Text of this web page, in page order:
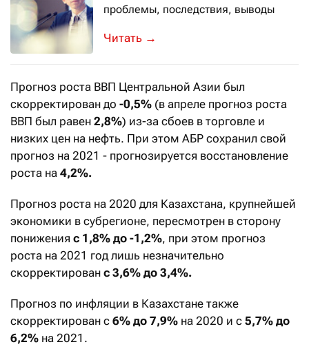
проблемы, последствия, выводы
В Организации Объединенных
→
Прогноз роста ВВП Центральной Азии был
скорректирован до -0,5% (в апреле прогноз роста
ВВП был равен 2,8%) из-за сбоев в торговле и
низких цен на нефть. При этом АБР сохранил свой
прогноз на 2021 - прогнозируется восстановление
роста на 4,2%.
Прогноз роста на 2020 для Казахстана, крупнейшей
экономики в субрегионе, пересмотрен в сторону
понижения с 1,8% до -1,2%, при этом прогноз
роста на 2021 год лишь незначительно
скорректирован с 3,6% до 3,4%.
Прогноз по инфляции в Казахстане также
скорректирован с 6% до 7,9% на 2020 и с 5,7% до
6,2% на 2021.